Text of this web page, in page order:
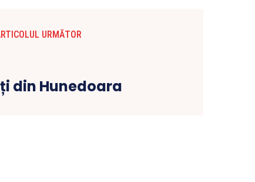
URMĂTOR
din Hunedoara